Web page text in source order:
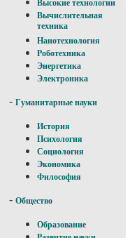
Высокие технологии
Вычислительная
техника
Нанотехнология
Роботехника
Энергетика
Электроника
- Гуманитарные науки
История
Психология
Социология
Экономика
Философия
- Общество
Образование